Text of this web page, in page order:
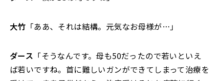
大竹 「ああ、それは結構。元気なお母様が…」
ダース 「そうなんです。母も50だったので若いといえ
ば若いですね。首に難しいガンができてしまって治療を